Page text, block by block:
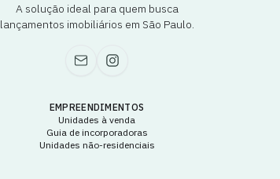
A solução ideal para quem busca
lançamentos imobiliários em São Paulo.
EMPREENDIMENTOS
Unidades à venda
Guia de incorporadoras
Unidades não-residenciais